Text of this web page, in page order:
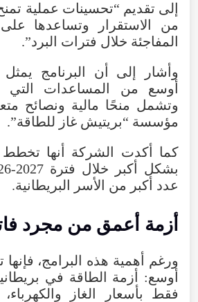
إلى تقديم “تحسينات عملية
من
الاستقرار وتساعدها على
المفاجئة خلال فترات البرد”.
وأشار
إلى أن البرنامج يمثل
أوسع
من المساعدات التي
وتشمل منحًا مالية ونصائح
مؤسسة “بريتيش غاز للطاقة”.
كما
أكدت الشركة أنها تخطط
بشكل
أكبر خلال فترة 2027
عدد أكبر من الأسر البريطانية.
أزمة أعمق من مجرد
ورغم أهمية هذه البرامج، فإنها
أوسع: أزمة الطاقة في
فقط
بأسعار الغاز والكهرباء،